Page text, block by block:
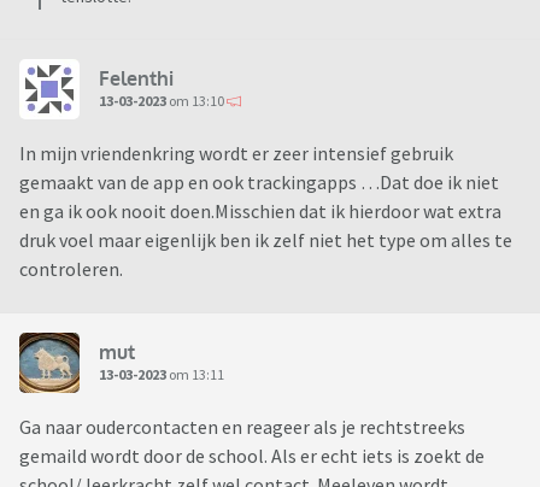
Felenthi
13-03-2023 om 13:10
In mijn vriendenkring wordt er zeer intensief gebruik
gemaakt van de app en ook trackingapps …Dat doe ik niet
en ga ik ook nooit doen.Misschien dat ik hierdoor wat extra
druk voel maar eigenlijk ben ik zelf niet het type om alles te
controleren.
mut
13-03-2023 om 13:11
Ga naar oudercontacten en reageer als je rechtstreeks
gemaild wordt door de school. Als er echt iets is zoekt de